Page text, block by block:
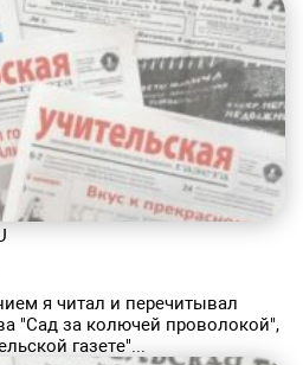
я читал и перечитывал
"Сад за колючей проволокой",
газете"...